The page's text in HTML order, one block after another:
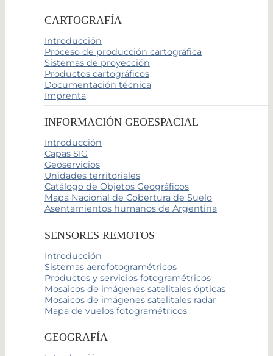
CARTOGRAFÍA
Introducción
Proceso de producción cartográfica
Sistemas de proyección
Productos cartográficos
Documentación técnica
Imprenta
INFORMACIÓN GEOESPACIAL
Introducción
Capas SIG
Geoservicios
Unidades territoriales
Catálogo de Objetos Geográficos
Mapa Nacional de Cobertura de Suelo
Asentamientos humanos de Argentina
SENSORES REMOTOS
Introducción
Sistemas aerofotogramétricos
Productos y servicios fotogramétricos
Mosaicos de imágenes satelitales ópticas
Mosaicos de imágenes satelitales radar
Mapa de vuelos fotogramétricos
GEOGRAFÍA